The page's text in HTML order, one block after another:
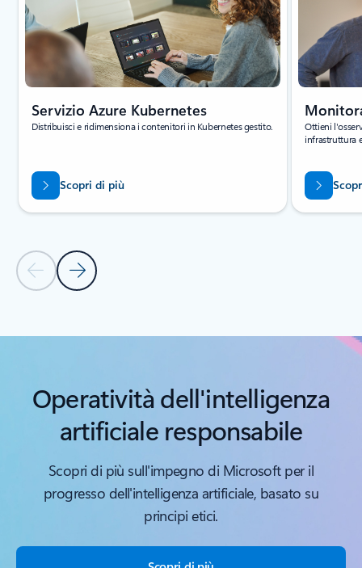
Diapositiva precedente
Diapositiva successiva
Servizio Azure Kubernetes
Distribuisci e ridimensiona i contenitori in Kubernetes gestito.
Scopri di più
Ottieni
infrastruttura
Torna ai controlli di navigazione del carousel
Operatività dell'intelligenza
artificiale responsabile
Scopri di più sull'impegno di Microsoft per il
progresso dell'intelligenza artificiale, basato su
principi etici.